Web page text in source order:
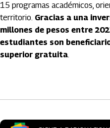
15 programas académicos,
territorio. Gracias a una
millones de pesos entre
estudiantes son
superior gratuita.